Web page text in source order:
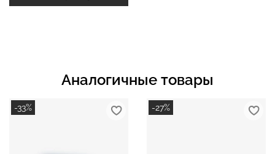
Аналогичные товары
-33% -27%